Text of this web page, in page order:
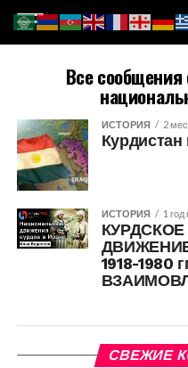
Все сообщения
ИСТОРИЯ 2
ИСТОРИЯ 1 год
1918-1980
СВЕЖИЕ